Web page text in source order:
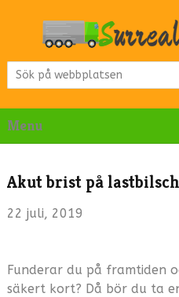
Menu
Akut brist på
22 juli, 2019
Funderar du på framtiden
säkert kort? Då bör du ta